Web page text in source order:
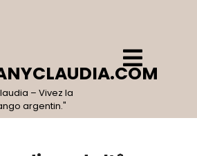
– Vivez la
argentin."
Open
Menu